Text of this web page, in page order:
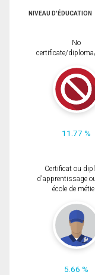
NIVEAU D'ÉDUCATION
No
certificate/
11.77 %
Certificat ou
d'apprentissage
école de
5.66 %